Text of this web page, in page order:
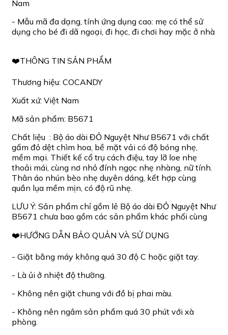
Nam
- Mẫu mã đa dạng, tính ứng dụng cao: mẹ có thể sử
dụng cho bé đi dã ngoại, đi học, đi chơi hay mặc ở nhà
❤️THÔNG TIN SẢN PHẨM
Thương hiệu: COCANDY
Xuất xứ: Việt Nam
Mã sản phẩm: B5671
Chất liệu : Bộ áo dài ĐỎ Nguyệt Như B5671 với chất
gấm đỏ dệt chìm hoa, bề mặt vải có độ bóng nhẹ,
mềm mại. Thiết kế cổ trụ cách điệu, tay lỡ loe nhẹ
thoải mái, cùng nơ nhỏ đính ngọc nhẹ nhàng, nữ tính.
Thân áo nhún bèo nhẹ duyên dáng, kết hợp cùng
quần lụa mềm mịn, có độ rũ nhẹ.
LƯU Ý: Sản phẩm chỉ gồm lẻ Bộ áo dài ĐỎ Nguyệt Như
B5671 chưa bao gồm các sản phẩm khác phối cùng
❤️HƯỚNG DẪN BẢO QUẢN VÀ SỬ DỤNG
- Giặt bằng máy không quá 30 độ C hoặc giặt tay.
- Là ủi ở nhiệt độ thường.
- Không nên giặt chung với đồ bị phai màu.
- Không nên ngâm sản phẩm quá 30 phút với xà
phòng.